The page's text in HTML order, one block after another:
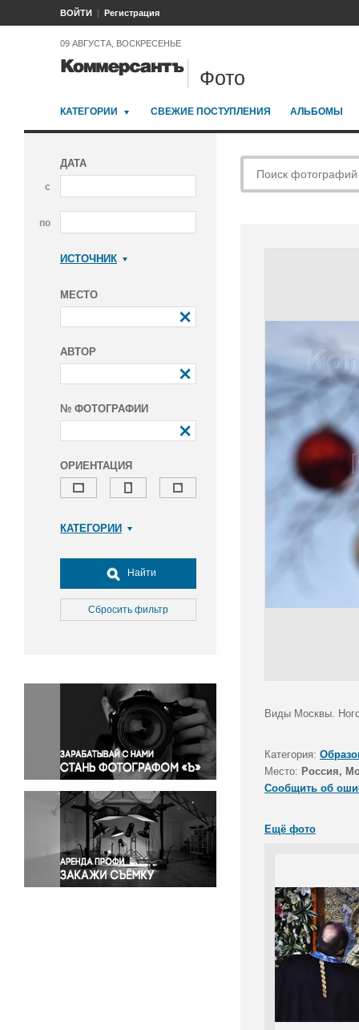
ВОЙТИ Регистрация
09 АВГУСТА, ВОСКРЕСЕНЬЕ
Фото
КАТЕГОРИИ СВЕЖИЕ ПОСТУПЛЕНИЯ АЛЬБОМЫ
ДАТА
с
по
ИСТОЧНИК
МЕСТО
АВТОР
№ ФОТОГРАФИИ
ОРИЕНТАЦИЯ
КАТЕГОРИИ
Досуг, туризм и отдых
Культура
Медицина
Окружающая среда
Политика
Правосудие
Происшествия и конфликты
Религия
Светская жизнь
Спорт
Экология
Экономика и бизнес
Найти
Сбросить фильтр
Виды Москвы.
Категория:
Место: Россия,
Сообщить об
Ещё фото